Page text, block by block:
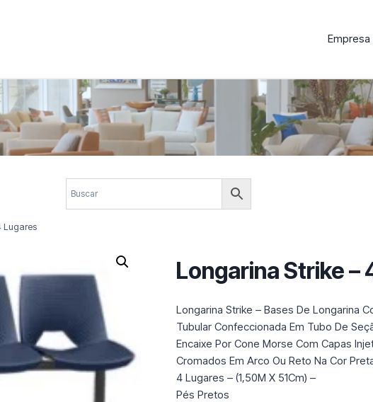
Empresa
com elegância, funcionalidade e personalidade. Explore
design.
Lugares
Longarina Strike –
Longarina Strike – Bases De Longarina
Tubular Confeccionada Em Tubo De
Encaixe Por Cone Morse Com Capas
Cromados Em Arco Ou Reto Na Cor
4 Lugares – (1,50M X 51Cm) –
Pés Pretos